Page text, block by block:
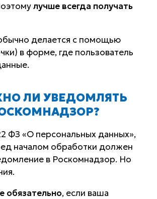
лучше всегда получать
делается с помощью
в форме, где пользователь
ЛИ УВЕДОМЛЯТЬ
ФЗ «О персональных данных»,
началом обработки должен
в Роскомнадзор. Но
обязательно, если ваша